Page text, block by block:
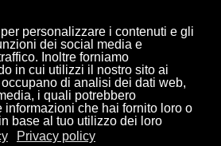
personalizzare i contenuti e gli
dei social media e
Inoltre forniamo
in cui utilizzi il nostro sito ai
di analisi dei dati web,
i quali potrebbero
informazioni che hai fornito loro o
base al tuo utilizzo dei loro
Privacy policy
Locate di Triulzi